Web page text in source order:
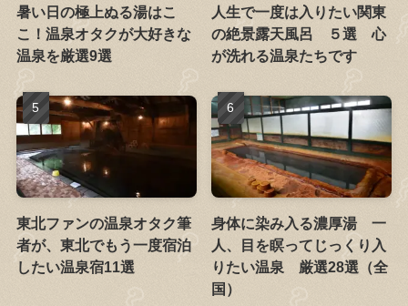
暑い日の極上ぬる湯はこ
こ！温泉オタクが大好きな
温泉を厳選9選
人生で一度は入りたい関東
の絶景露天風呂 ５選 心
が洗れる温泉たちです
東北ファンの温泉オタク筆
者が、東北でもう一度宿泊
したい温泉宿11選
身体に染み入る濃厚湯 一
人、目を瞑ってじっくり入
りたい温泉 厳選28選（全
国）